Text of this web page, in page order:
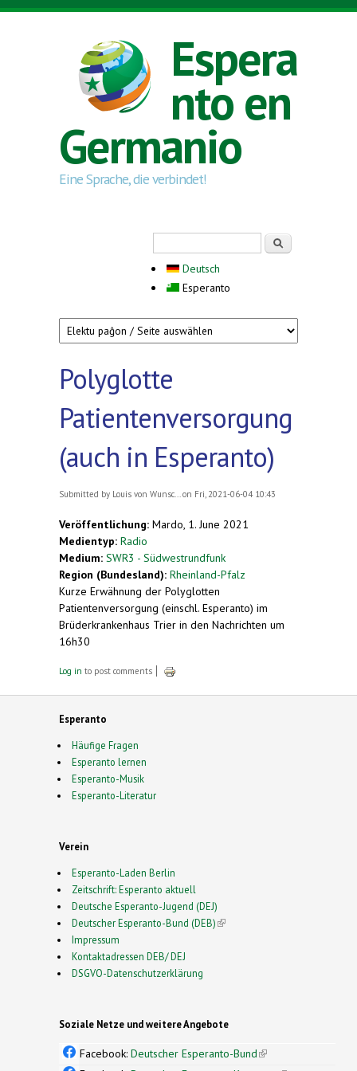
Skip to main content
Espera
nto en
Germanio
Eine Sprache, die verbindet!
Deutsch
Esperanto
Polyglotte
Patientenversorgung
(auch in Esperanto)
Submitted by Louis von Wunsc... on Fri, 2021-06-04 10:43
Veröffentlichung: Mardo, 1. June 2021
Medientyp: Radio
Medium: SWR3 - Südwestrundfunk
Region (Bundesland): Rheinland-Pfalz
Kurze Erwähnung der Polyglotten
Patientenversorgung (einschl. Esperanto) im
Brüderkrankenhaus Trier in den Nachrichten um
16h30
Log in to post comments
Esperanto
Häufige Fragen
Esperanto lernen
Esperanto-Musik
Esperanto-Literatur
Verein
Esperanto-Laden Berlin
Zeitschrift: Esperanto aktuell
Deutsche Esperanto-Jugend (DEJ)
Deutscher Esperanto-Bund (DEB)(link is external)
Impressum
Kontaktadressen DEB/ DEJ
DSGVO-Datenschutzerklärung
Soziale Netze und weitere Angebote
Facebook: Deutscher Esperanto-Bund(link is